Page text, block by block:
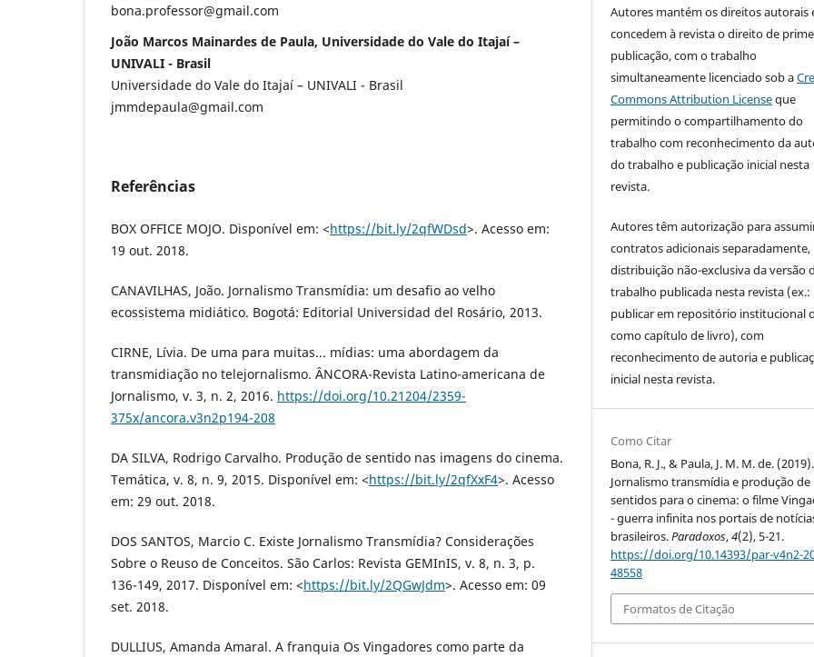
bona.professor@gmail.com
João Marcos Mainardes de Paula, Universidade do Vale do Itajaí –
UNIVALI - Brasil
Universidade do Vale do Itajaí – UNIVALI - Brasil
jmmdepaula@gmail.com
Referências
BOX OFFICE MOJO. Disponível em: <https://bit.ly/2qfWDsd>. Acesso em:
19 out. 2018.
CANAVILHAS, João. Jornalismo Transmídia: um desafio ao velho
ecossistema midiático. Bogotá: Editorial Universidad del Rosário, 2013.
CIRNE, Lívia. De uma para muitas... mídias: uma abordagem da
transmidiação no telejornalismo. ÂNCORA-Revista Latino-americana de
Jornalismo, v. 3, n. 2, 2016. https://doi.org/10.21204/2359-
375x/ancora.v3n2p194-208
DA SILVA, Rodrigo Carvalho. Produção de sentido nas imagens do cinema.
Temática, v. 8, n. 9, 2015. Disponível em: <https://bit.ly/2qfXxF4>. Acesso
em: 29 out. 2018.
DOS SANTOS, Marcio C. Existe Jornalismo Transmídia? Considerações
Sobre o Reuso de Conceitos. São Carlos: Revista GEMInIS, v. 8, n. 3, p.
136-149, 2017. Disponível em: <https://bit.ly/2QGwJdm>. Acesso em: 09
set. 2018.
DULLIUS, Amanda Amaral. A franquia Os Vingadores como parte da
Autores mantém os direitos autorais
concedem à revista o direito de
publicação, com o trabalho
simultaneamente licenciado sob a
Commons Attribution Licenseque
permitindo o compartilhamento do
trabalho com reconhecimento da
do trabalho e publicação inicial nesta
revista.
Autores têm autorização para
contratos adicionais separadamente,
distribuição não-exclusiva da versão
trabalho publicada nesta revista (ex.:
publicar em repositório institucional
como capítulo de livro), com
reconhecimento de autoria e
inicial nesta revista.
Como Citar
Bona, R. J., & Paula, J. M. M. de. (2019).
Jornalismo transmídia e produção de
sentidos para o cinema: o filme
- guerra infinita nos portais de
brasileiros.Paradoxos,4(2), 5-21.
https://doi.org/10.14393/par-v4n2-
48558
Formatos de Citação